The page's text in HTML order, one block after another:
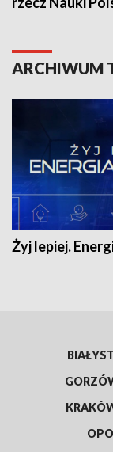
ARCHIWUM
Żyj lepiej.